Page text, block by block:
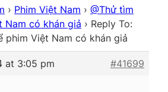
› Phim Việt Nam › @Thử tìm
Nam có khán giả › Reply To:
phim Việt Nam có khán giả
at 3:05 pm
#41699